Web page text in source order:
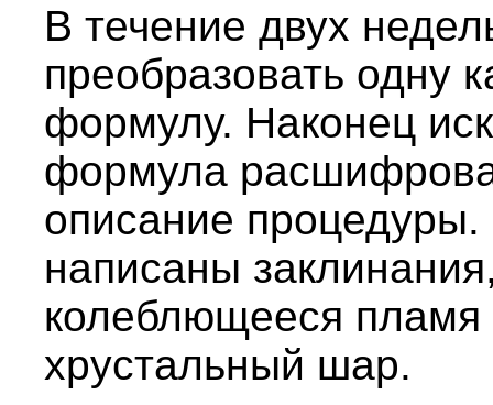
В течение двух
преобразовать одну
формулу. Наконец
формула
описание процедуры.
написаны
колеблющееся пламя
хрустальный шар.